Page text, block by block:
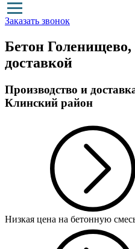
Заказать звонок
Бетон
доставкой
Производство и
Клинский район
Низкая цена на бетонную